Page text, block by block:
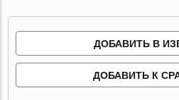
ДОБАВИТЬ В
ДОБАВИТЬ К